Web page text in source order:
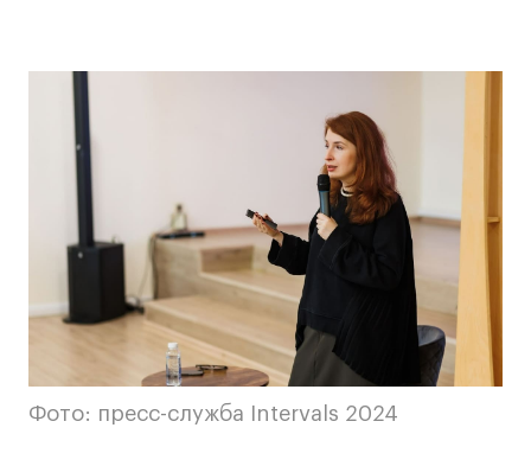
Связи с индустрией
Вакансии
Контакты
Поступающим
Условия поступления
Стоимость обучения
Иностранным студентам
График учебного года
Фото: пресс-служба Intervals 2024